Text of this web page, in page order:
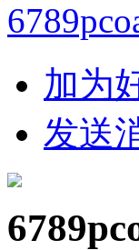
加为
发送